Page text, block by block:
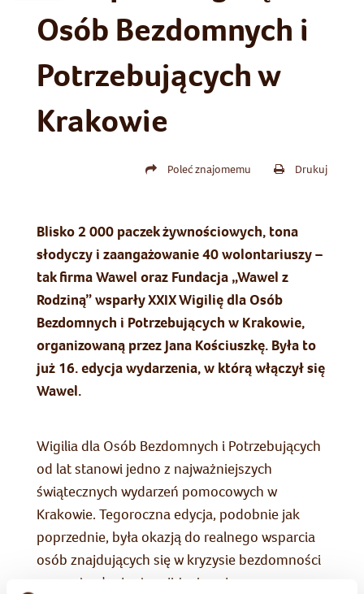
Osób Bezdomnych i
Potrzebujących w
Krakowie
Poleć znajomemu Drukuj
Blisko 2 000 paczek żywnościowych, tona
słodyczy i zaangażowanie 40 wolontariuszy –
tak firma Wawel oraz Fundacja „Wawel z
Rodziną” wsparły XXIX Wigilię dla Osób
Bezdomnych i Potrzebujących w Krakowie,
organizowaną przez Jana Kościuszkę. Była to
już 16. edycja wydarzenia, w którą włączył się
Wawel.
Wigilia dla Osób Bezdomnych i Potrzebujących
od lat stanowi jedno z najważniejszych
świątecznych wydarzeń pomocowych w
Krakowie. Tegoroczna edycja, podobnie jak
poprzednie, była okazją do realnego wsparcia
osób znajdujących się w kryzysie bezdomności
oraz w trudnej sytuacji życiowej.